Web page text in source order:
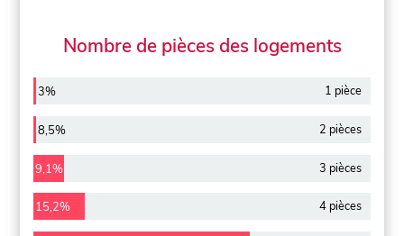
Nombre de pièces des logements
3% 1 pièce
8,5% 2 pièces
9,1% 3 pièces
15,2% 4 pièces